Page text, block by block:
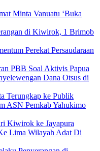
Minta Vanuatu ‘Buka
di Kiwirok, 1 Brimob
Perekat Persaudaraan
PBB Soal Aktivis Papua
Dana Otsus di
Terungkap ke Publik
ASN Pemkab Yahukimo
Kiwirok ke Jayapura
Lima Wilayah Adat Di